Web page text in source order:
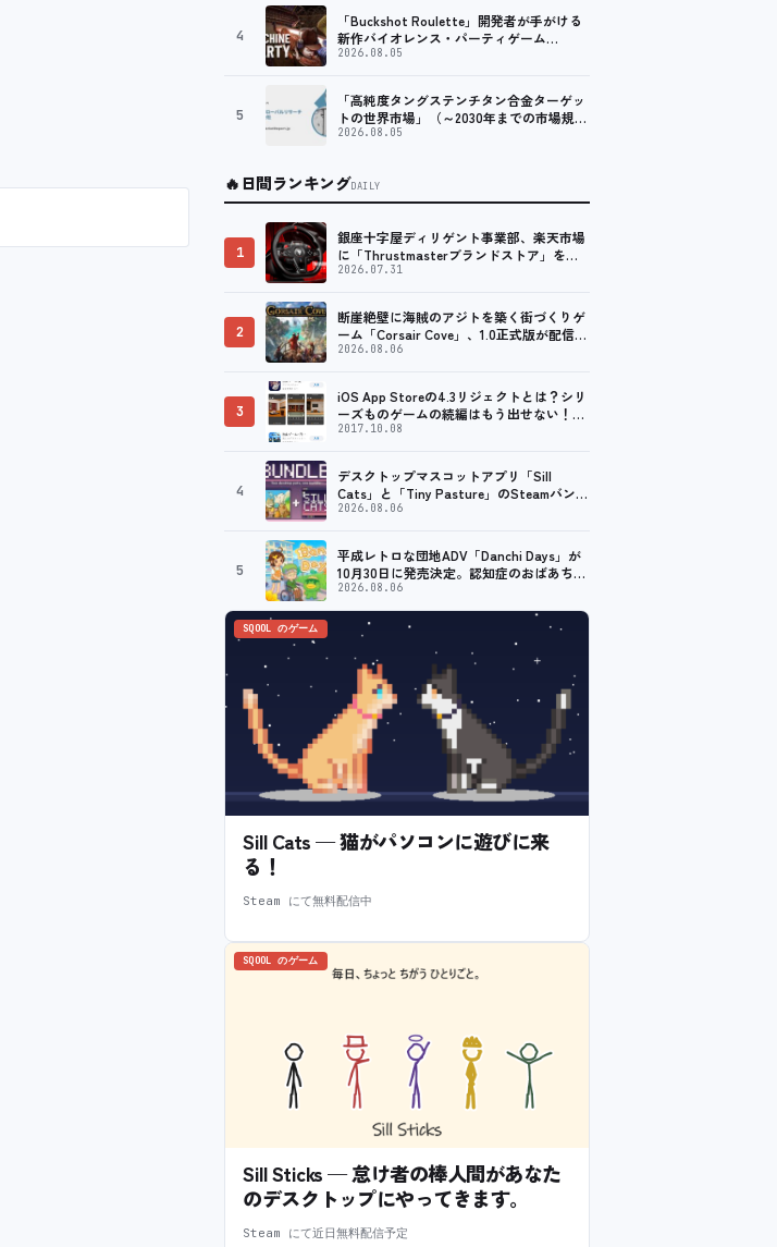
ローラーを中心に、幅広くラインナップ
4
「Buckshot Roulette」開発者が手がける
新作バイオレンス・パーティゲーム
「Machine Party」がSteam向けに配信開
2026.08.05
5
「高純度タングステンチタン合金ターゲッ
トの世界市場」（～2030年までの市場規模
予測）資料を発行、年平均6.5%で成長する
2026.08.05
🔥日間ランキングDAILY
1
銀座十字屋ディリゲント事業部、楽天市場
に「Thrustmasterブランドストア」をオ
ープン。記念キャンペーンでポイントアッ
ローラーを中心に、幅広くラインナップ
2026.07.31
2
断崖絶壁に海賊のアジトを築く街づくりゲ
ーム「Corsair Cove」、1.0正式版が配信開
始！
2026.08.06
3
iOS App Storeの4.3リジェクトとは？シリ
ーズものゲームの続編はもう出せない！？
脱出ゲームで相次ぐリジェクト
2017.10.08
4
デスクトップマスコットアプリ「Sill
Cats」と「Tiny Pasture」のSteamバンド
ルセットが販売開始。通常価格より10%割
2026.08.06
5
平成レトロな団地ADV「Danchi Days」が
10月30日に発売決定。認知症のおばあちゃ
んのために夏祭り復活を目指す
2026.08.06
SQOOL のゲーム
Sill Cats — 猫がパソコンに遊びに来
る！
Steam にて無料配信中
SQOOL のゲーム
Sill Sticks — 怠け者の棒人間があなた
のデスクトップにやってきます。
Steam にて近日無料配信予定